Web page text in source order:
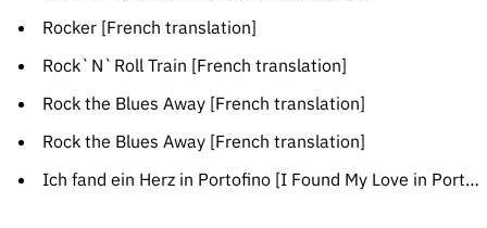
Rocker [French translation]
Rock`N`Roll Train [French translation]
Rock the Blues Away [French translation]
Rock the Blues Away [French translation]
Ich fand ein Herz in Portofino [I Found My Love in Portofino] lyrics